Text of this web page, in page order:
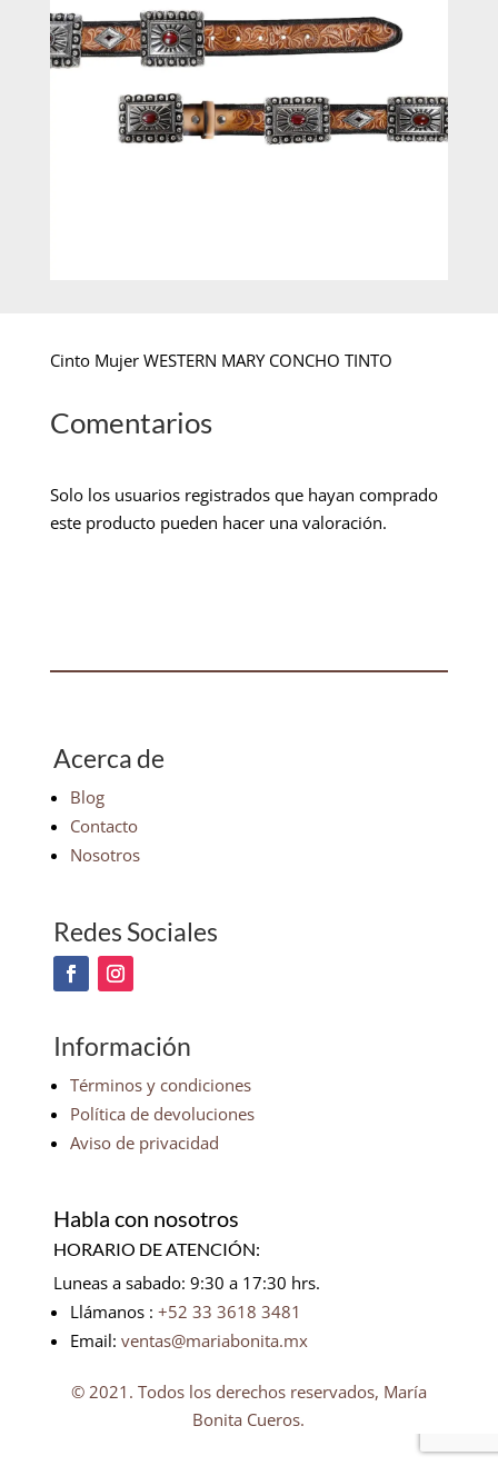
Cinto Mujer WESTERN MARY CONCHO TINTO
Comentarios
Solo los usuarios registrados que hayan comprado
este producto pueden hacer una valoración.
Acerca de
Blog
Contacto
Nosotros
Redes Sociales
Información
Términos y condiciones
Política de devoluciones
Aviso de privacidad
Habla con nosotros
HORARIO DE ATENCIÓN:
Luneas a sabado: 9:30 a 17:30 hrs.
Llámanos : +52 33 3618 3481
Email: ventas@mariabonita.mx
© 2021. Todos los derechos reservados, María
Bonita Cueros.